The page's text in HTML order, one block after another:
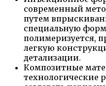
современный
путем
специальную
полимеризуется,
легкую
детализации.
Композитные
технологические